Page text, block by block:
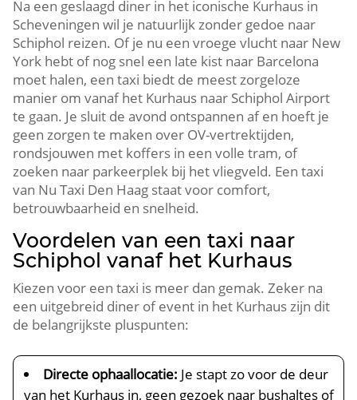
Na een geslaagd diner in het iconische Kurhaus in
Scheveningen wil je natuurlijk zonder gedoe naar
Schiphol reizen. Of je nu een vroege vlucht naar New
York hebt of nog snel een late kist naar Barcelona
moet halen, een taxi biedt de meest zorgeloze
manier om vanaf het Kurhaus naar Schiphol Airport
te gaan. Je sluit de avond ontspannen af en hoeft je
geen zorgen te maken over OV-vertrektijden,
rondsjouwen met koffers in een volle tram, of
zoeken naar parkeerplek bij het vliegveld. Een taxi
van Nu Taxi Den Haag staat voor comfort,
betrouwbaarheid en snelheid.
Voordelen van een taxi naar
Schiphol vanaf het Kurhaus
Kiezen voor een taxi is meer dan gemak. Zeker na
een uitgebreid diner of event in het Kurhaus zijn dit
de belangrijkste pluspunten:
Directe ophaallocatie: Je stapt zo voor de deur
van het Kurhaus in, geen gezoek naar bushaltes of